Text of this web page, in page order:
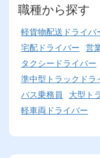
職種から探す
軽貨物配送ドライバ
宅配ドライバー 営
タクシードライバー
準中型トラックドラ
バス乗務員
大型ト
軽車両ドライバー